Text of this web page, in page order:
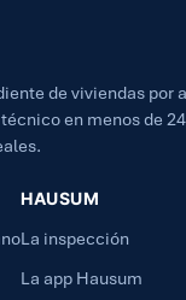
de viviendas por
en menos de
HAUSUM
La inspección
La app Hausum